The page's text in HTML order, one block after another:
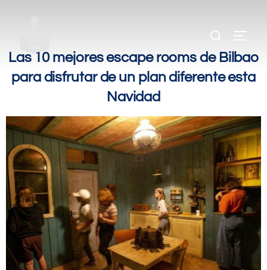
Las 10 mejores escape rooms de Bilbao
para disfrutar de un plan diferente esta
Navidad